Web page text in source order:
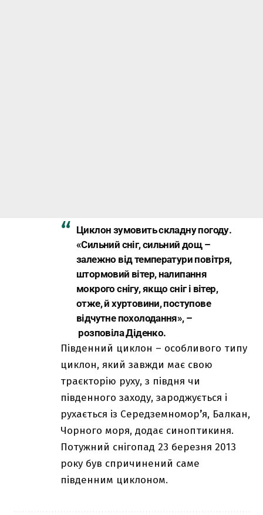
Циклон зумовить складну погоду.
«Сильний сніг, сильний дощ –
залежно від температури повітря,
штормовий вітер, налипання
мокрого снігу, якщо сніг і вітер,
отже, й хуртовини, поступове
відчутне похолодання», –
розповіла Діденко.
Південний циклон – особливого типу
циклон, який завжди має свою
траєкторію руху, з півдня чи
південного заходу, зароджується і
рухається із Середземномор’я, Балкан,
Чорного моря, додає синоптикиня.
Потужний снігопад 23 березня 2013
року був спричинений саме
південним циклоном.